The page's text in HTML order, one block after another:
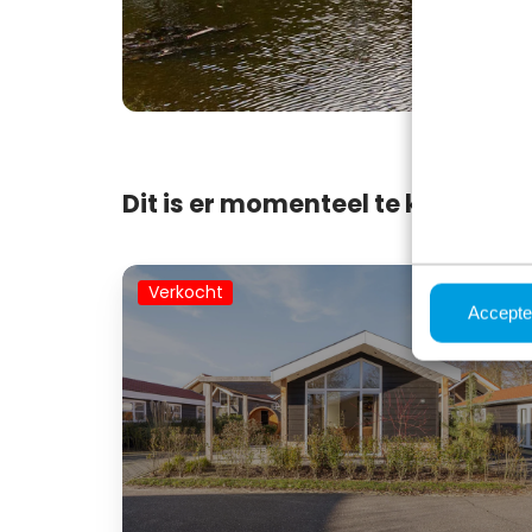
Dit is er momenteel te koop op
Lindenhoeve
2.0
Verkocht